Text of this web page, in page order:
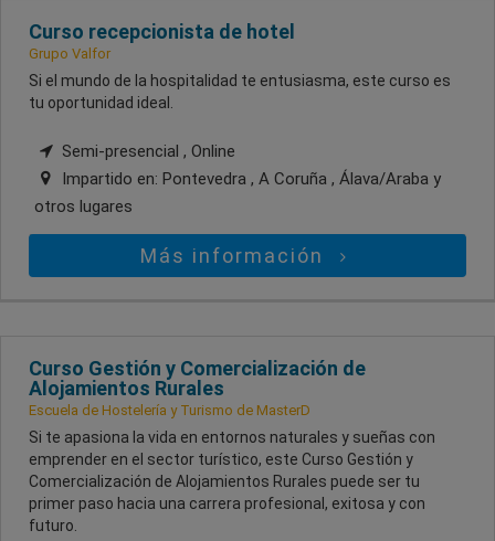
Curso recepcionista de hotel
Grupo Valfor
Si el mundo de la hospitalidad te entusiasma, este curso es
tu oportunidad ideal.
Semi-presencial , Online
Impartido en: Pontevedra , A Coruña , Álava/Araba y
otros lugares
Más información
Curso Gestión y Comercialización de
Alojamientos Rurales
Escuela de Hostelería y Turismo de MasterD
Si te apasiona la vida en entornos naturales y sueñas con
emprender en el sector turístico, este Curso Gestión y
Comercialización de Alojamientos Rurales puede ser tu
primer paso hacia una carrera profesional, exitosa y con
futuro.